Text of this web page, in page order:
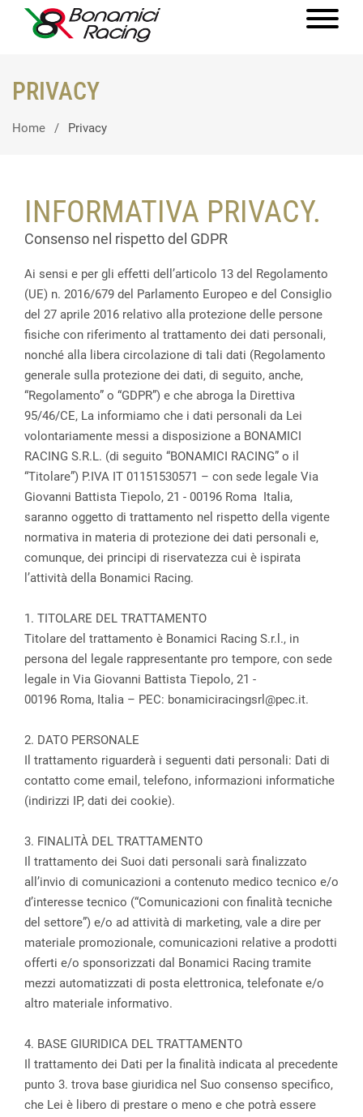
PRIVACY
Home Privacy
INFORMATIVA PRIVACY.
Consenso nel rispetto del GDPR
Ai sensi e per gli effetti dell’articolo 13 del Regolamento
(UE) n. 2016/679 del Parlamento Europeo e del Consiglio
del 27 aprile 2016 relativo alla protezione delle persone
fisiche con riferimento al trattamento dei dati personali,
nonché alla libera circolazione di tali dati (Regolamento
generale sulla protezione dei dati, di seguito, anche,
“Regolamento” o “GDPR”) e che abroga la Direttiva
95/46/CE, La informiamo che i dati personali da Lei
volontariamente messi a disposizione a BONAMICI
RACING S.R.L. (di seguito “BONAMICI RACING” o il
“Titolare”) P.IVA IT 01151530571 – con sede legale Via
Giovanni Battista Tiepolo, 21 - 00196 Roma Italia,
saranno oggetto di trattamento nel rispetto della vigente
normativa in materia di protezione dei dati personali e,
comunque, dei principi di riservatezza cui è ispirata
l’attività della Bonamici Racing.
1. TITOLARE DEL TRATTAMENTO
Titolare del trattamento è Bonamici Racing S.r.l., in
persona del legale rappresentante pro tempore, con sede
legale in Via Giovanni Battista Tiepolo, 21 -
00196 Roma, Italia – PEC: bonamiciracingsrl@pec.it.
2. DATO PERSONALE
Il trattamento riguarderà i seguenti dati personali: Dati di
contatto come email, telefono, informazioni informatiche
(indirizzi IP, dati dei cookie).
3. FINALITÀ DEL TRATTAMENTO
Il trattamento dei Suoi dati personali sarà finalizzato
all’invio di comunicazioni a contenuto medico tecnico e/o
d’interesse tecnico (“Comunicazioni con finalità tecniche
del settore”) e/o ad attività di marketing, vale a dire per
materiale promozionale, comunicazioni relative a prodotti
offerti e/o sponsorizzati dal Bonamici Racing tramite
mezzi automatizzati di posta elettronica, telefonate e/o
altro materiale informativo.
4. BASE GIURIDICA DEL TRATTAMENTO
Il trattamento dei Dati per la finalità indicata al precedente
punto 3. trova base giuridica nel Suo consenso specifico,
che Lei è libero di prestare o meno e che potrà essere